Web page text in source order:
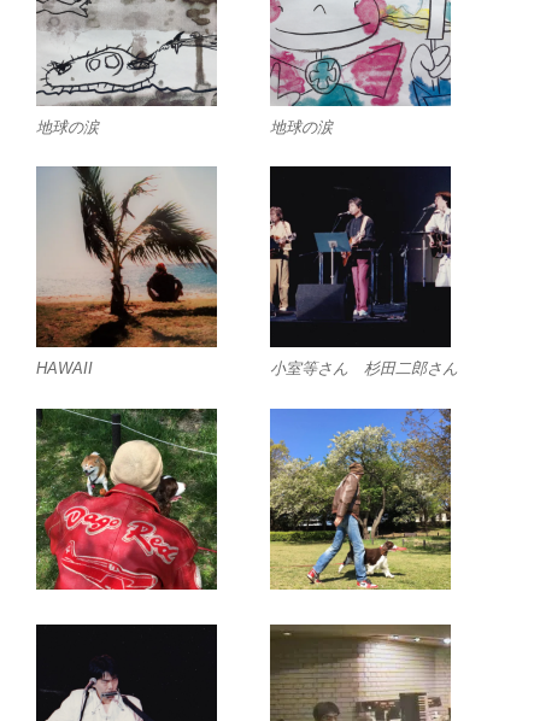
地球の涙 地球の涙
HAWAII 小室等さん 杉田二郎さん